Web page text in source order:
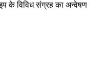
के विविध संग्रह का अन्वेषण